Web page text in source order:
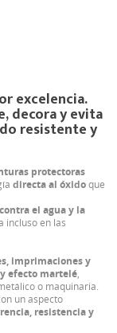
excelencia.
decora y evita
resistente y
protectoras
directa al óxidoque
el agua y la
incluso en las
imprimaciones y
efecto martelé,
o maquinaria.
un aspecto
resistencia y